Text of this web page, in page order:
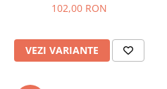
102,00 RON
VEZI VARIANTE